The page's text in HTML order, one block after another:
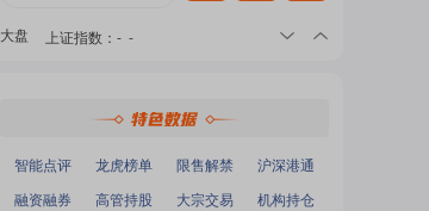
大盘 上证指数 ： - -
：- -
智能点评 龙虎榜单 限售解禁
沪深港通
融资融券
高管持股 大宗交易
机构持仓